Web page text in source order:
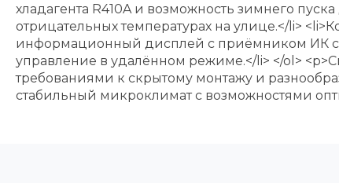
хладагента R410A и возможность зимнего
отрицательных температурах на улице.</li>
информационный дисплей с приёмником ИК
управление в удалённом режиме.</li> </ol>
требованиями к скрытому монтажу и
стабильный микроклимат с возможностями